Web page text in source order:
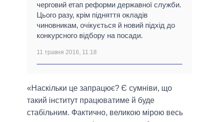
черговий етап реформи державної служби.
Цього разу, крім підняття окладів
чиновникам, очікується й новий підхід до
конкурсного відбору на посади.
11 травня 2016, 11:18
«Наскільки це запрацює? Є сумніви, що
такий інститут працюватиме й буде
стабільним. Фактично, великою мірою весь